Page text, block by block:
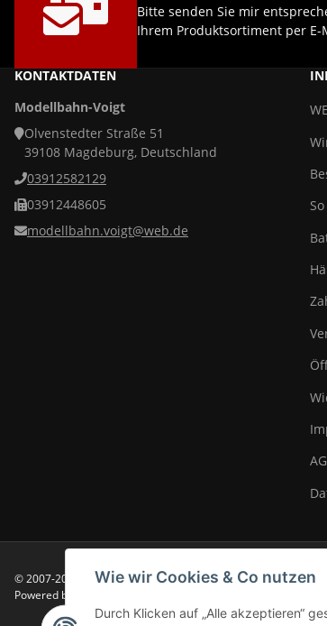
Wie wir Cookies & Co nutzen
Durch Klicken auf „Alle akzeptieren“
KONTAKTDATEN
Modellbahn-Voigt
Olvenstedter Straße 51
39108 Magdeburg, Deutschland
03912582129
03912448605
modellbahn.voigt@web.de
Bitte senden Sie mir
Ihrem Produktsortiment per E-
© 2007-2025 Modellbahn Voigt Besucherzähler: 14002925
Powered by